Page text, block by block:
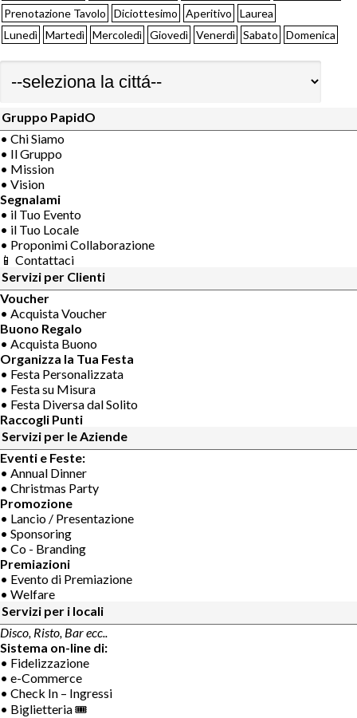
Prenotazione Tavolo
Diciottesimo Aperitivo
Laurea
Lunedì Martedì Mercoledì Giovedì Venerdì Sabato Domenica
Gruppo PapidO
• Chi Siamo
• Il Gruppo
• Mission
• Vision
Segnalami
• il Tuo Evento
• il Tuo Locale
• Proponimi Collaborazione
📱 Contattaci
Servizi per Clienti
Voucher
• Acquista Voucher
Buono Regalo
• Acquista Buono
Organizza la Tua Festa
• Festa Personalizzata
• Festa su Misura
• Festa Diversa dal Solito
Raccogli Punti
Servizi per le Aziende
Eventi e Feste:
• Annual Dinner
• Christmas Party
Promozione
• Lancio / Presentazione
• Sponsoring
• Co - Branding
Premiazioni
• Evento di Premiazione
• Welfare
Servizi per i locali
Disco, Risto, Bar ecc..
Sistema on-line di:
• Fidelizzazione
• e-Commerce
• Check In – Ingressi
• Biglietteria 🎟